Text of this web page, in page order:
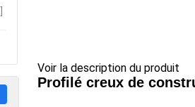
Voir la description du produit
Profilé creux de